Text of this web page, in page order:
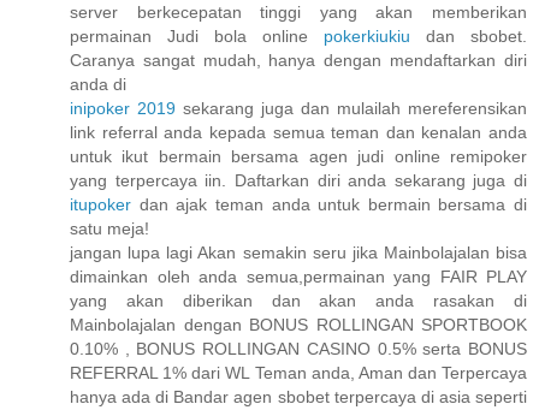
server berkecepatan tinggi yang akan memberikan
permainan Judi bola online pokerkiukiu dan sbobet.
Caranya sangat mudah, hanya dengan mendaftarkan diri
anda di
inipoker 2019 sekarang juga dan mulailah mereferensikan
link referral anda kepada semua teman dan kenalan anda
untuk ikut bermain bersama agen judi online remipoker
yang terpercaya iin. Daftarkan diri anda sekarang juga di
itupoker dan ajak teman anda untuk bermain bersama di
satu meja!
jangan lupa lagi Akan semakin seru jika Mainbolajalan bisa
dimainkan oleh anda semua,permainan yang FAIR PLAY
yang akan diberikan dan akan anda rasakan di
Mainbolajalan dengan BONUS ROLLINGAN SPORTBOOK
0.10% , BONUS ROLLINGAN CASINO 0.5% serta BONUS
REFERRAL 1% dari WL Teman anda, Aman dan Terpercaya
hanya ada di Bandar agen sbobet terpercaya di asia seperti